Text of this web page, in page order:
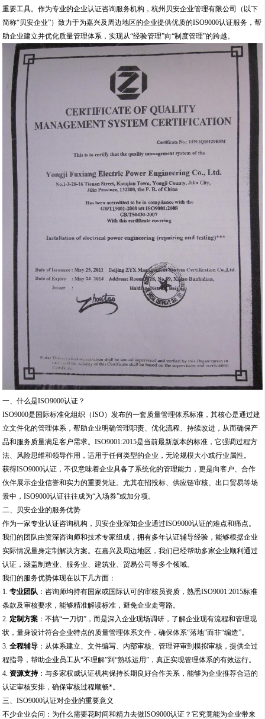
重要工具。作为专业的企业认证咨询服务机构，杭州贝安企业管理有限公司（以下
简称“贝安企业”）致力于为嘉兴及周边地区的企业提供优质的ISO9000认证服务，帮
助企业建立并优化质量管理体系，实现从“经验管理”向“制度管理”的跨越。
一、什么是ISO9000认证？
ISO9000是国际标准化组织（ISO）发布的一套质量管理体系标准，其核心是通过建
立文件化的管理体系，帮助企业明确管理职责、优化流程、持续改进，从而确保产
品和服务质量满足客户需求。ISO9001:2015是当前最新版本的标准，它强调过程方
法、风险思维和领导作用，适用于任何类型的企业，无论规模大小或行业属性。
获得ISO9000认证，不仅意味着企业具备了系统化的管理能力，更是向客户、合作
伙伴展示企业信誉和实力的重要凭证。尤其在招投标、供应链审核、出口贸易等场
景中，ISO9000认证往往成为“入场券”或加分项。
二、贝安企业的服务优势
作为一家专业认证咨询机构，贝安企业深知企业通过ISO9000认证的难点和痛点。
我们的团队由资深咨询师和技术专家组成，拥有多年认证辅导经验，能够根据企业
实际情况量身定制解决方案。在嘉兴及周边地区，我们已经帮助多家企业顺利通过
认证，涵盖制造业、服务业、建筑业、贸易公司等多个领域。
我们的服务优势体现在以下几方面：
1.专业团队 ：咨询师均持有国家或国际认可的审核员资质，熟悉ISO9001:2015标准
条款及审核要求，能够精准解读标准，避免企业走弯路。
2. 定制方案 ：不搞“一刀切”，而是深入企业现场调研，了解企业现有流程和管理现
状，量身设计符合企业特点的质量管理体系文件，确保体系“落地”而非“编造”。
3.全程辅导 ：从体系建立、文件编写、内部审核、管理评审到模拟审核，提供全过
程指导，帮助企业员工从“不理解”到“熟练运用”，真正实现管理体系的有效运行。
4.资源支持：与多家权威认证机构保持长期良好合作关系，能够为企业推荐合适的
认证审核安排，确保审核过程顺畅*。
三、ISO9000认证对企业的重要意义
不少企业会问：为什么需要花时间和精力去做ISO9000认证？它究竟能为企业带来